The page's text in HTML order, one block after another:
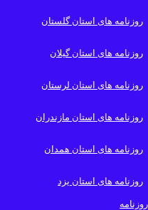
روزنامه های استان گلستان
روزنامه های استان گیلان
روزنامه های استان لرستان
روزنامه های استان مازندران
روزنامه های استان همدان
روزنامه های استان یزد